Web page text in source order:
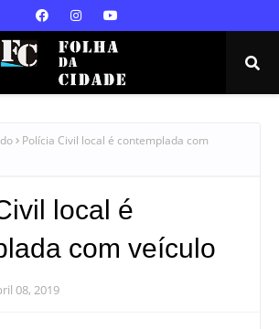
Polícia Civil local é contemplada com
local é
com veículo
08, 2019